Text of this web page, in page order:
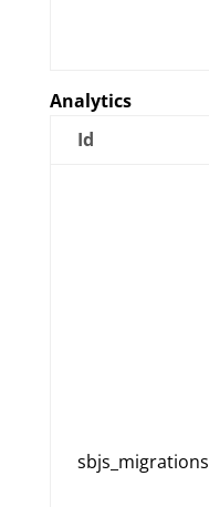
Analytics
Id
sbjs_migrations